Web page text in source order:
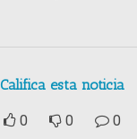
Califica esta noticia
0 0 0